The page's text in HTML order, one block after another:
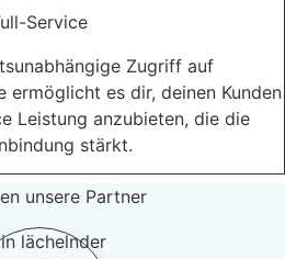
Service
Zugriff auf
ermöglicht es dir, deinen Kunden
Leistung anzubieten, die die
stärkt.
unsere Partner